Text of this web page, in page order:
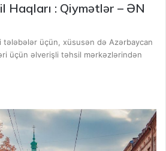
Haqları : Qiymətlər – ƏN
tələbələr üçün, xüsusən də Azərbaycan
üçün əlverişli təhsil mərkəzlərindən